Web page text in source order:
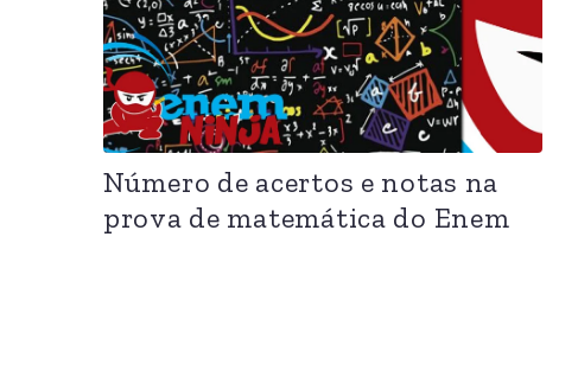
Número de acertos e notas na
prova de matemática do Enem